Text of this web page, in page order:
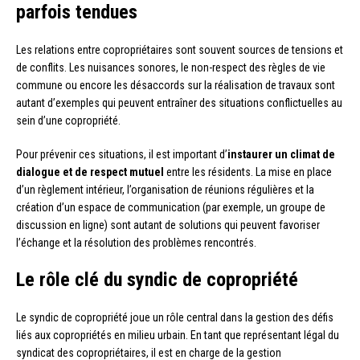
parfois tendues
Les relations entre copropriétaires sont souvent sources de tensions et
de conflits. Les nuisances sonores, le non-respect des règles de vie
commune ou encore les désaccords sur la réalisation de travaux sont
autant d’exemples qui peuvent entraîner des situations conflictuelles au
sein d’une copropriété.
Pour prévenir ces situations, il est important d’instaurer un climat de
dialogue et de respect mutuel entre les résidents. La mise en place
d’un règlement intérieur, l’organisation de réunions régulières et la
création d’un espace de communication (par exemple, un groupe de
discussion en ligne) sont autant de solutions qui peuvent favoriser
l’échange et la résolution des problèmes rencontrés.
Le rôle clé du syndic de copropriété
Le syndic de copropriété joue un rôle central dans la gestion des défis
liés aux copropriétés en milieu urbain. En tant que représentant légal du
syndicat des copropriétaires, il est en charge de la gestion